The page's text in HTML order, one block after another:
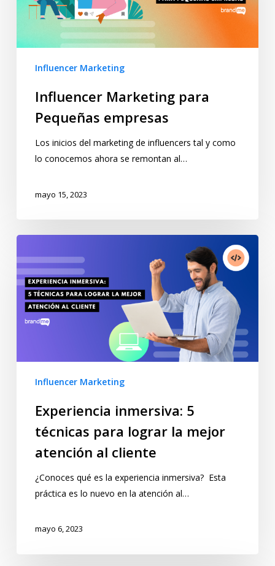
Influencer Marketing
Influencer Marketing para
Pequeñas empresas
Los inicios del marketing de influencers tal y como
lo conocemos ahora se remontan al…
mayo 15, 2023
Influencer Marketing
Experiencia inmersiva: 5
técnicas para lograr la mejor
atención al cliente
¿Conoces qué es la experiencia inmersiva? Esta
práctica es lo nuevo en la atención al…
mayo 6, 2023